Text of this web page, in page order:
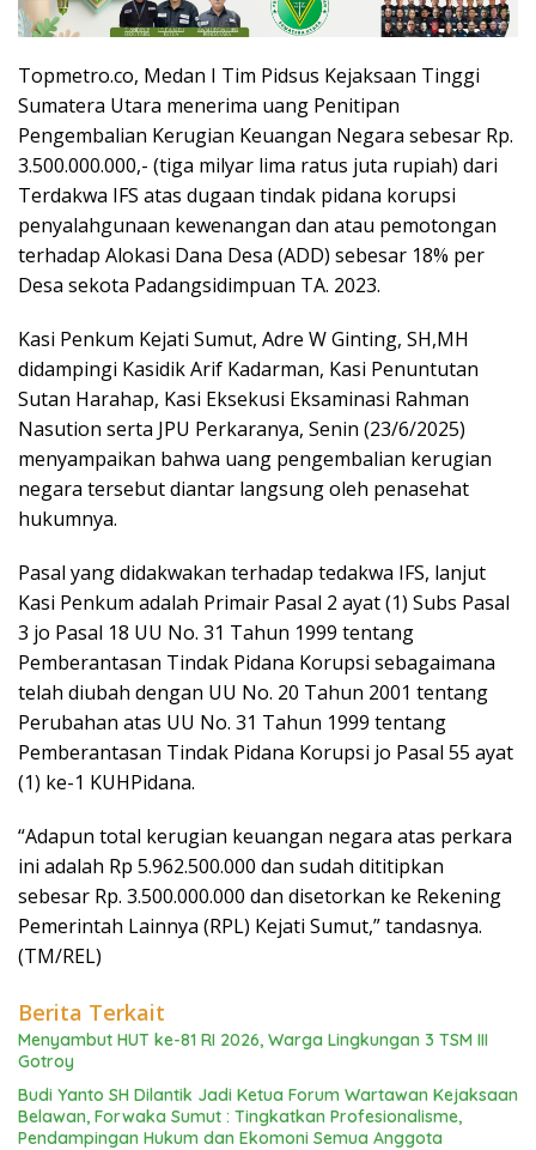
Topmetro.co, Medan I Tim Pidsus Kejaksaan Tinggi
Sumatera Utara menerima uang Penitipan
Pengembalian Kerugian Keuangan Negara sebesar Rp.
3.500.000.000,- (tiga milyar lima ratus juta rupiah) dari
Terdakwa IFS atas dugaan tindak pidana korupsi
penyalahgunaan kewenangan dan atau pemotongan
terhadap Alokasi Dana Desa (ADD) sebesar 18% per
Desa sekota Padangsidimpuan TA. 2023.
Kasi Penkum Kejati Sumut, Adre W Ginting, SH,MH
didampingi Kasidik Arif Kadarman, Kasi Penuntutan
Sutan Harahap, Kasi Eksekusi Eksaminasi Rahman
Nasution serta JPU Perkaranya, Senin (23/6/2025)
menyampaikan bahwa uang pengembalian kerugian
negara tersebut diantar langsung oleh penasehat
hukumnya.
Pasal yang didakwakan terhadap tedakwa IFS, lanjut
Kasi Penkum adalah Primair Pasal 2 ayat (1) Subs Pasal
3 jo Pasal 18 UU No. 31 Tahun 1999 tentang
Pemberantasan Tindak Pidana Korupsi sebagaimana
telah diubah dengan UU No. 20 Tahun 2001 tentang
Perubahan atas UU No. 31 Tahun 1999 tentang
Pemberantasan Tindak Pidana Korupsi jo Pasal 55 ayat
(1) ke-1 KUHPidana.
“Adapun total kerugian keuangan negara atas perkara
ini adalah Rp 5.962.500.000 dan sudah dititipkan
sebesar Rp. 3.500.000.000 dan disetorkan ke Rekening
Pemerintah Lainnya (RPL) Kejati Sumut,” tandasnya.
(TM/REL)
Berita Terkait
Menyambut HUT ke-81 RI 2026, Warga Lingkungan 3 TSM III
Gotroy
Budi Yanto SH Dilantik Jadi Ketua Forum Wartawan Kejaksaan
Belawan, Forwaka Sumut : Tingkatkan Profesionalisme,
Pendampingan Hukum dan Ekomoni Semua Anggota